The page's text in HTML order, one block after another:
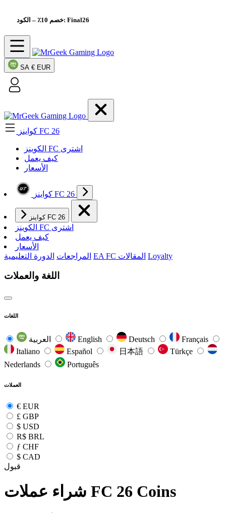
خصم 10٪– الكود: Final26
SA € EUR
كواينز FC 26
الکوینز FC اشتری
كيف يعمل
الأسعار
كواينز FC 26
كواينز FC 26
الکوینز FC اشتری
كيف يعمل
الأسعار
المراجعات الدورة التعليمية EA FC المقالات Loyalty
اللغة والعملات
اللغات
English Deutsch
Français
Italiano
Español 日本語
Türkçe
Nederlands
Português
العملات
€ EUR
£ GBP
$ USD
R$ BRL
ƒ CHF
$ CAD
قبول
FC 26 Coins